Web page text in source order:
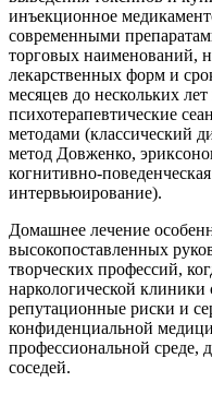
инъекционное
современными
торговых наименований,
лекарственных форм и
месяцев до нескольких
психотерапевтические
методами (классический
метод Довженко,
когнитивно-
интервьюирование).
Домашнее лечение
высокопоставленных
творческих профессий,
наркологической клиники
репутационные риски и
конфиденциальной
профессиональной среде,
соседей.